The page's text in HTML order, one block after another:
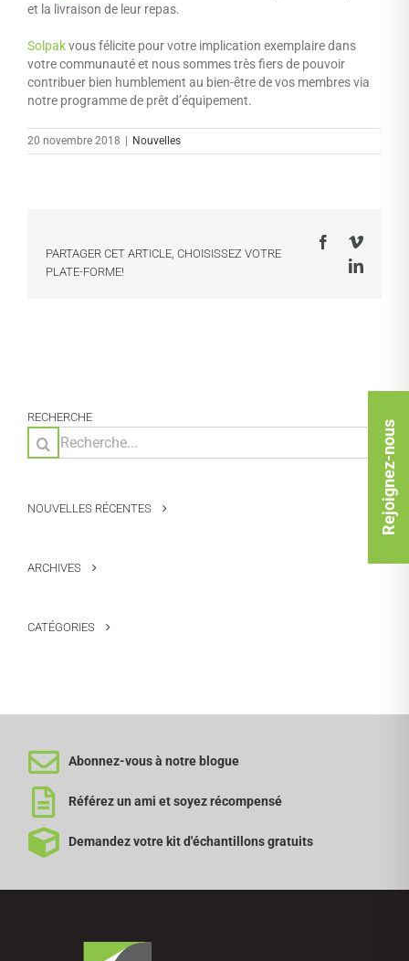
et la livraison de leur repas.
Solpakvous félicite pour votre implication exemplaire dans
votre communauté et nous sommes très fiers de pouvoir
contribuer bien humblement au bien-être de vos membres via
notre programme de prêt d’équipement.
20 novembre 2018 Nouvelles
PARTAGER CET ARTICLE, CHOISISSEZ VOTRE
PLATE-FORME!
FacebookVimeo
RECHERCHE
Rechercher:
NOUVELLES RÉCENTES
ARCHIVES
CATÉGORIES
Rejoignez-nous
Abonnez-vous à notre blogue
Référez un ami et soyez récompensé
Demandez votre kit d'échantillons gratuits